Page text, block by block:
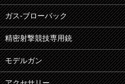
ガス-ブローバック
精密射撃競技専用銃
モデルガン